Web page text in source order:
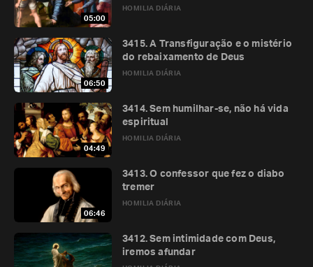
05:00
HOMILIA DIÁRIA
06:50
HOMILIA DIÁRIA
3415. A Transfiguração e o mistério
do rebaixamento de Deus
04:49
HOMILIA DIÁRIA
3414. Sem humilhar-se, não há vida
espiritual
06:46
HOMILIA DIÁRIA
3413. O confessor que fez o diabo
tremer
3412. Sem intimidade com Deus,
iremos afundar